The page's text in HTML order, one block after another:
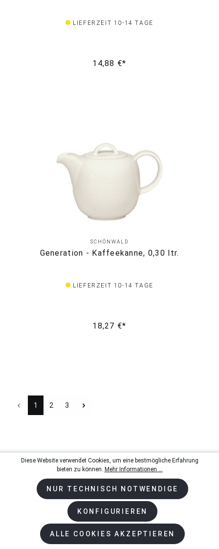
LIEFERZEIT 10-14 TAGE
14,88 €*
SCHÖNWALD
Generation - Kaffeekanne, 0,30 ltr.
LIEFERZEIT 10-14 TAGE
18,27 €*
1 2 3
Newsletter
BESTELLEN SIE UNSEREN NEWSLETTER UND
BLEIBEN SIE AUF DEM LAUFENDEN.
Diese Website verwendet Cookies, um eine bestmögliche Erfahrung
bieten zu können. Mehr Informationen ...
NUR TECHNISCH NOTWENDIGE
KONFIGURIEREN
ALLE COOKIES AKZEPTIEREN